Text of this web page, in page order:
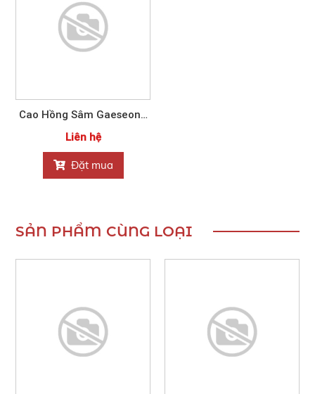
Cao Hồng Sâm Gaeseong
Ginseng Nonghyup 24 gói
1200g
Liên hệ
Đặt mua
SẢN PHẨM CÙNG LOẠI